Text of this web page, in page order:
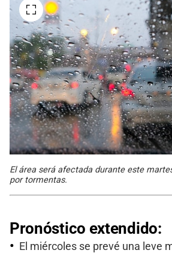
El área será afectada durante este
por tormentas.
Pronóstico extendido:
El miércoles se prevé una leve